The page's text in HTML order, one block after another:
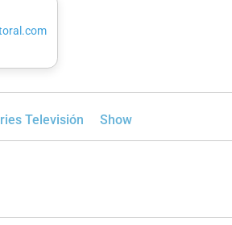
Televisión Show